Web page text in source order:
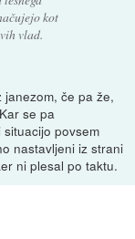
kot
vlad.
če pa že,
se pa
povsem
nastavljeni iz strani
ni plesal po taktu.